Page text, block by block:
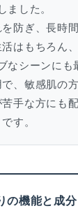
ました。
防ぎ、長時
はもちろん
なシーンにも
、敏感肌の
手な方にも
です。
の機能と成分